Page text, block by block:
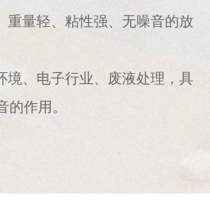
重量轻、粘性强、无噪音的放
境、电子行业、废液处理，具
的作用。